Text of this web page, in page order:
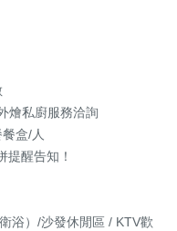
燴私廚服務洽詢
盒/人
提醒告知！
浴）/沙發休閒區 / KTV歡